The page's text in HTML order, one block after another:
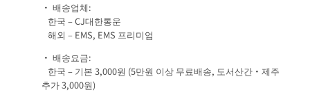
• 배송업체:
한국 – CJ대한통운
해외 – EMS, EMS 프리미엄
• 배송요금:
한국 – 기본 3,000원 (5만원 이상 무료배송, 도서산간·제주
추가 3,000원)